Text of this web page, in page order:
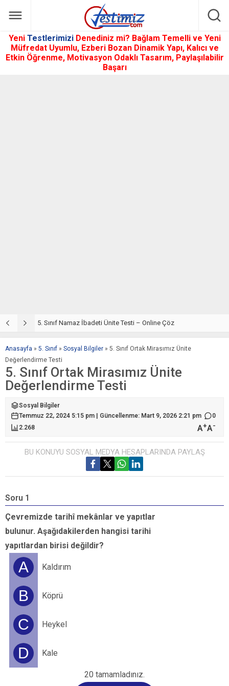
Yeni Testlerimizi Denediniz mi? Bağlam Temelli ve Yeni
Müfredat Uyumlu, Ezberi Bozan Dinamik Yapı, Kalıcı ve
Etkin Öğrenme, Motivasyon Odaklı Tasarım, Paylaşılabilir
Başarı
5. Sınıf Namaz İbadeti Ünite Testi – Online Çöz
Anasayfa » 5. Sınıf » Sosyal Bilgiler » 5. Sınıf Ortak Mirasımız Ünite
Değerlendirme Testi
5. Sınıf Ortak Mirasımız Ünite
Değerlendirme Testi
Sosyal Bilgiler
Temmuz 22, 2024 5:15 pm | Güncellenme: Mart 9, 2026 2:21 pm
0
2.268
A+A-
BU KONUYU SOSYAL MEDYA HESAPLARINDA PAYLAŞ
Soru 1
Çevremizde tarihî mekânlar ve yapıtlar
bulunur. Aşağıdakilerden hangisi tarihi
yapıtlardan birisi değildir?
A Kaldırım
B Köprü
C Heykel
D Kale
20 tamamladınız.